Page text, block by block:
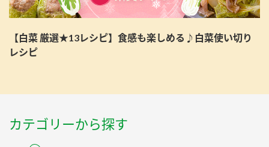
【白菜 厳選★13レシピ】食感も楽しめる♪白菜使い切り
レシピ
カテゴリーから探す